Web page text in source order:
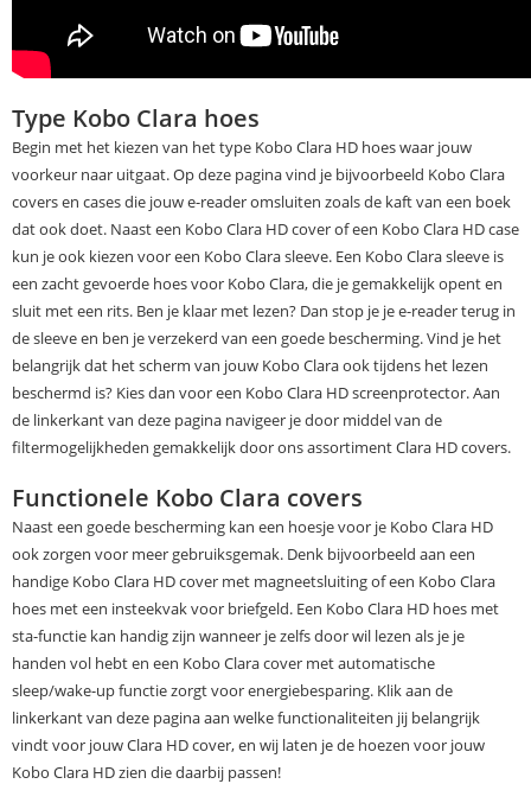
Type Kobo Clara hoes
Begin met het kiezen van het type Kobo Clara HD hoes waar jouw
voorkeur naar uitgaat. Op deze pagina vind je bijvoorbeeld Kobo Clara
covers en cases die jouw e-reader omsluiten zoals de kaft van een boek
dat ook doet. Naast een Kobo Clara HD cover of een Kobo Clara HD case
kun je ook kiezen voor een Kobo Clara sleeve. Een Kobo Clara sleeve is
een zacht gevoerde hoes voor Kobo Clara, die je gemakkelijk opent en
sluit met een rits. Ben je klaar met lezen? Dan stop je je e-reader terug in
de sleeve en ben je verzekerd van een goede bescherming. Vind je het
belangrijk dat het scherm van jouw Kobo Clara ook tijdens het lezen
beschermd is? Kies dan voor een Kobo Clara HD screenprotector. Aan
de linkerkant van deze pagina navigeer je door middel van de
filtermogelijkheden gemakkelijk door ons assortiment Clara HD covers.
Functionele Kobo Clara covers
Naast een goede bescherming kan een hoesje voor je Kobo Clara HD
ook zorgen voor meer gebruiksgemak. Denk bijvoorbeeld aan een
handige Kobo Clara HD cover met magneetsluiting of een Kobo Clara
hoes met een insteekvak voor briefgeld. Een Kobo Clara HD hoes met
sta-functie kan handig zijn wanneer je zelfs door wil lezen als je je
handen vol hebt en een Kobo Clara cover met automatische
sleep/wake-up functie zorgt voor energiebesparing. Klik aan de
linkerkant van deze pagina aan welke functionaliteiten jij belangrijk
vindt voor jouw Clara HD cover, en wij laten je de hoezen voor jouw
Kobo Clara HD zien die daarbij passen!